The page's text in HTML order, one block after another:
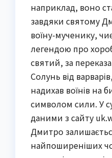
наприклад, воно
завдяки святому
воїну-мученику,
легендою про
святий, за
Солунь від
надихав воїнів на
символом сили. У
даними з сайту
Дмитро
найпоширеніших